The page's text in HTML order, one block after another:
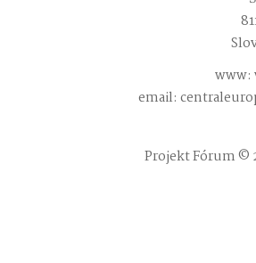
www:
email:
Projekt Fórum ©